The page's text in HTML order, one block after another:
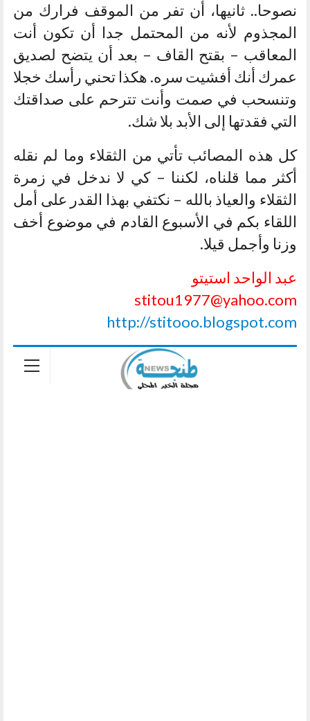
نصوحا.. ثانيها، أن تفر من الموقف فرارك من
المجذوم لأنه من المحتمل جدا أن تكون أنت
المعاقب – بقتح القاف – بعد أن يتضح لصديق
عمرك أنك أفشيت سره. هكذا تحني رأسك خجلا
وتنسحب في صمت وأنت تترحم على صداقتك
التي فقدتها إلى الأبد بلا شك.
كل هذه المصائب تأتي من الثقلاء وما لم نقله
أكثر مما قلناه، لكننا – كي لا ندخل في زمرة
الثقلاء والعياذ بالله – نكتفي بهذا القدر على أمل
اللقاء بكم في الأسبوع القادم في موضوع أخف
وزنا وأجمل قيلا.
عبد الواحد استيتو
stitou1977@yahoo.com
http://stitooo.blogspot.com